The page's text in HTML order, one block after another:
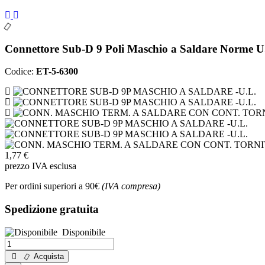
Connettore Sub-D 9 Poli Maschio a Saldare Norme
Codice: ET-5-6300
1,77 €
prezzo IVA esclusa
Per ordini superiori a 90€ (IVA compresa)
Spedizione gratuita
Disponibile
Acquista